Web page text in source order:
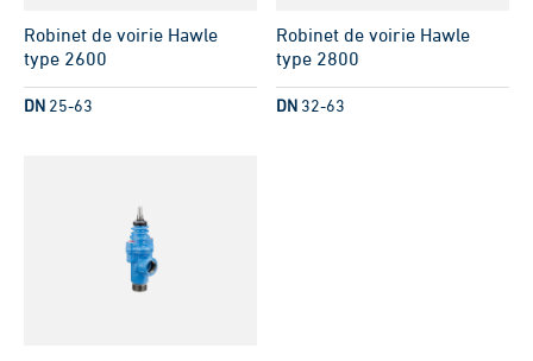
Robinet de voirie Hawle
type 2600
DN 25-63
Robinet de voirie Hawle
type 2800
DN 32-63